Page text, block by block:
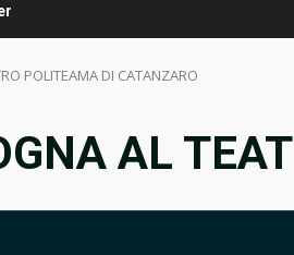
POLITEAMA DI CATANZARO
AL